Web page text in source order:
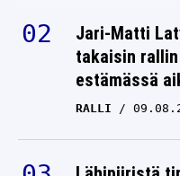
Jari-Matti
takaisin
estämässä
RALLI